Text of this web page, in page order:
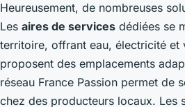
Heureusement, de nombreuses
Les aires de services dédiées se
territoire, offrant eau, électricité et
proposent des emplacements
réseau France Passion permet de
chez des producteurs locaux. Les